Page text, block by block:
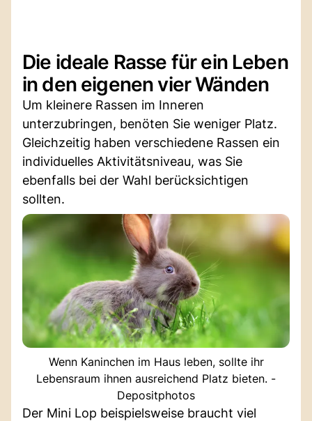
Die ideale Rasse für ein Leben
in den eigenen vier Wänden
Um kleinere Rassen im Inneren
unterzubringen, benöten Sie weniger Platz.
Gleichzeitig haben verschiedene Rassen ein
individuelles Aktivitätsniveau, was Sie
ebenfalls bei der Wahl berücksichtigen
sollten.
Wenn Kaninchen im Haus leben, sollte ihr
Lebensraum ihnen ausreichend Platz bieten. -
Depositphotos
Der Mini Lop beispielsweise braucht viel